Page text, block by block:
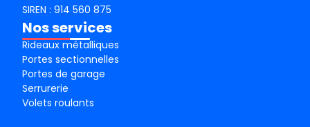
SIREN : 914 560 875
Nos services
Rideaux métalliques
Portes sectionnelles
Portes de garage
Serrurerie
Volets roulants